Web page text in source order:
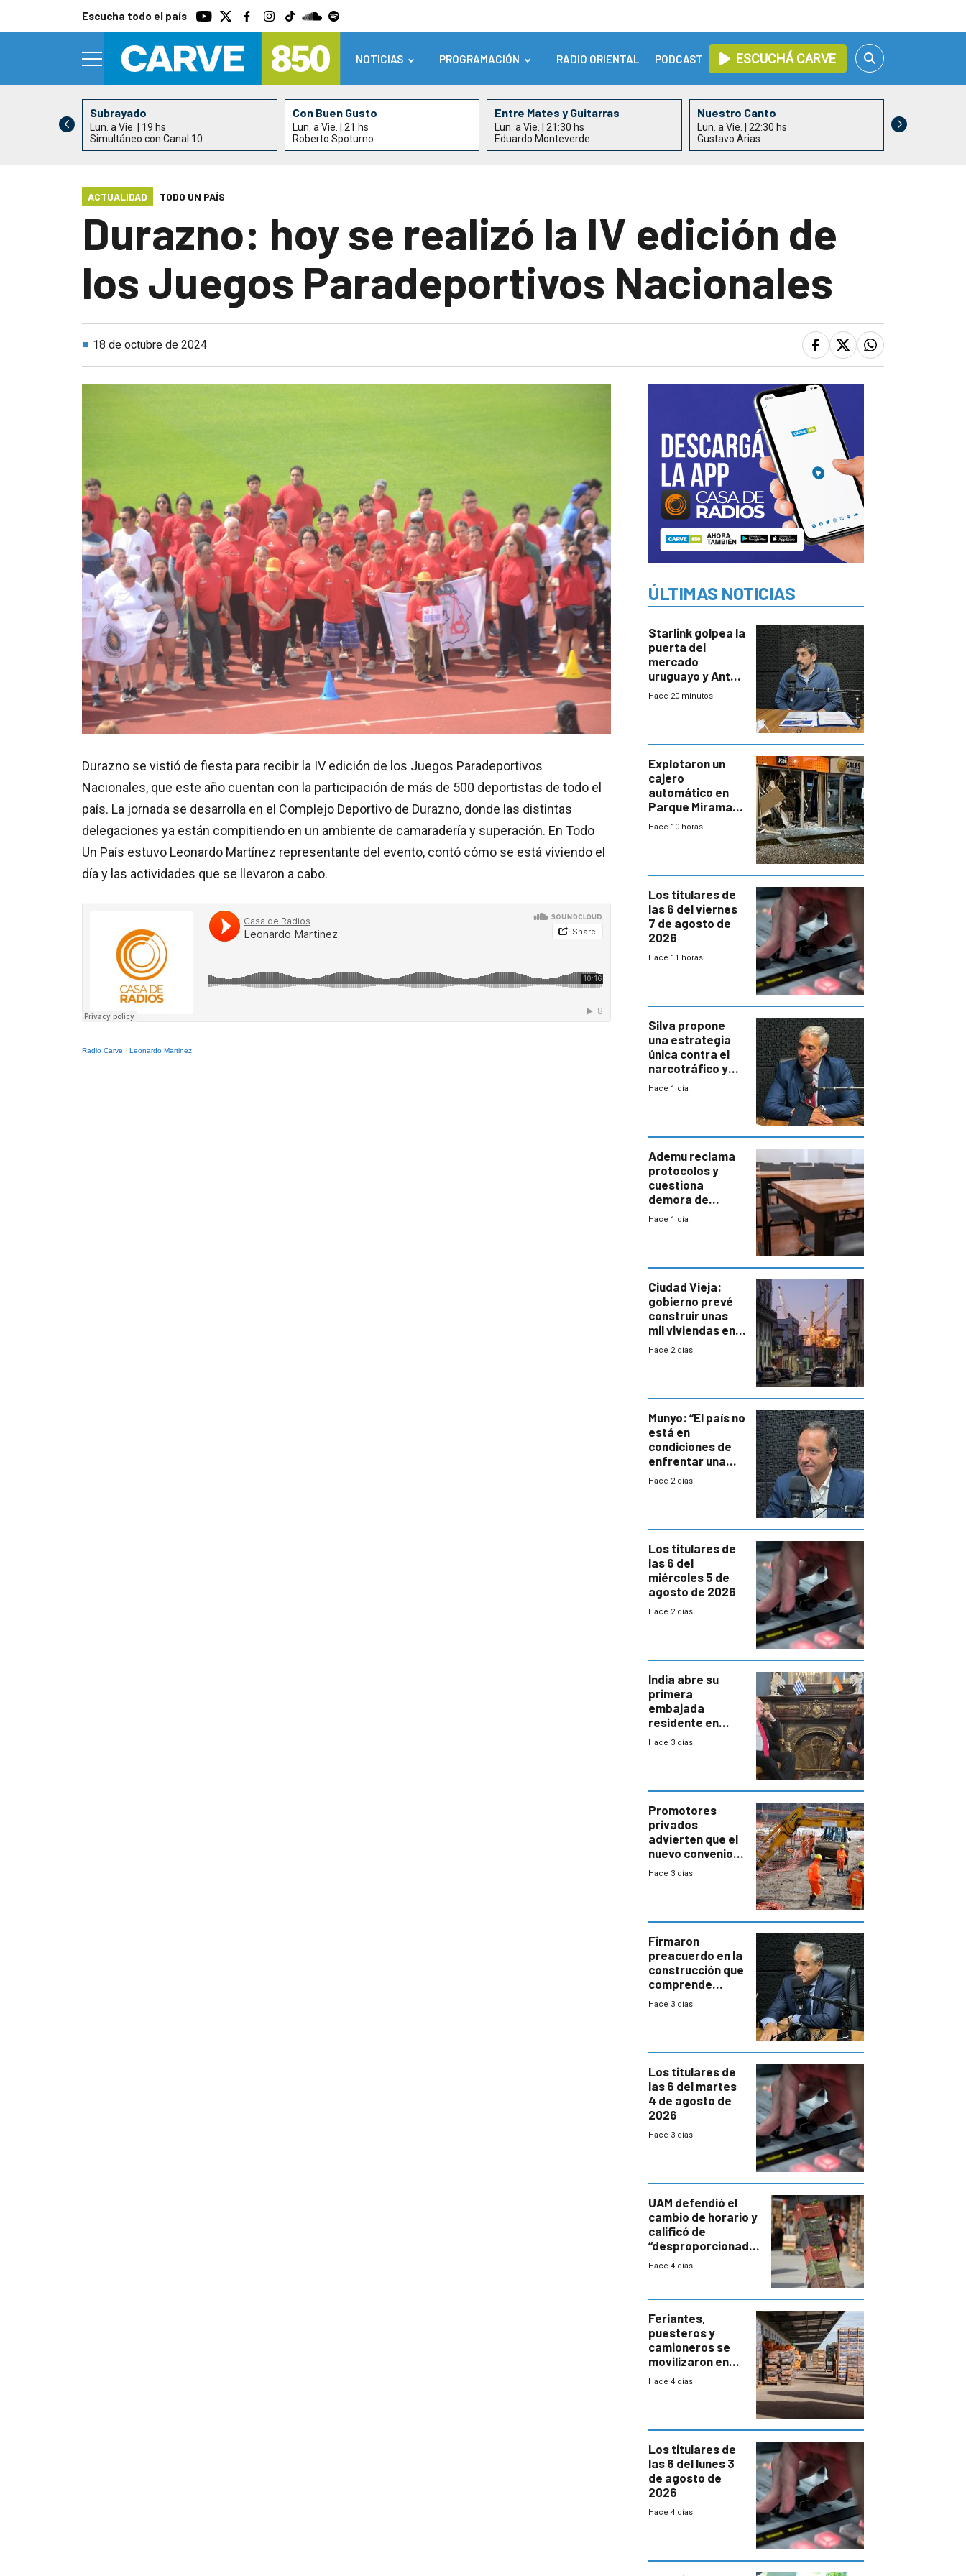
Escucha todo el país
NOTICIAS PROGRAMACIÓN RADIO ORIENTAL PODCAST ESCUCHÁ CARVE
Subrayado
Lun. a Vie. | 19 hs
Simultáneo con Canal 10
Con Buen Gusto
Lun. a Vie. | 21 hs
Roberto Spoturno
Entre Mates y Guitarras
Lun. a Vie. | 21:30 hs
Eduardo Monteverde
Nuestro Canto
Lun. a Vie. | 22:30 hs
Gustavo Arias
ACTUALIDAD TODO UN PAÍS
Durazno: hoy se realizó la IV edición de
los Juegos Paradeportivos Nacionales
18 de octubre de 2024
Durazno se vistió de fiesta para recibir la IV edición de los Juegos Paradeportivos
Nacionales, que este año cuentan con la participación de más de 500 deportistas de todo el
país. La jornada se desarrolla en el Complejo Deportivo de Durazno, donde las distintas
delegaciones ya están compitiendo en un ambiente de camaradería y superación. En Todo
Un País estuvo Leonardo Martínez representante del evento, contó cómo se está viviendo el
día y las actividades que se llevaron a cabo.
Radio Carve · Leonardo Martinez
ÚLTIMAS NOTICIAS
Starlink golpea la
puerta del
mercado
uruguayo y Antel
responde:
con mayor
miedo”
Hace 20 minutos
Explotaron un
cajero
automático en
Parque Miramar;
hay 3 detenidos
Hace 10 horas
Los titulares de
las 6 del viernes
7 de agosto de
2026
Hace 11 horas
Silva propone
una estrategia
única contra el
narcotráfico y
mayor
Hace 1 día
Ademu reclama
protocolos y
cuestiona
demora de
Primaria ante
Hace 1 día
Ciudad Vieja:
gobierno prevé
construir unas
mil viviendas en
un plan de
Hace 2 días
Munyo: “El país no
está en
condiciones de
enfrentar una
reducción de la
Hace 2 días
Los titulares de
las 6 del
miércoles 5 de
agosto de 2026
Hace 2 días
India abre su
primera
embajada
residente en
Uruguay y crecen
enorme
potencial
Hace 3 días
Promotores
privados
advierten que el
nuevo convenio
de la
a revisar
proyectos
Hace 3 días
Firmaron
preacuerdo en la
construcción que
comprende
reducción
Hace 3 días
Los titulares de
las 6 del martes
4 de agosto de
2026
Hace 3 días
UAM defendió el
cambio de horario y
calificó de
“desproporcionado”
el bloqueo de
Hace 4 días
Feriantes,
puesteros y
camioneros se
movilizaron en
rechazo a
Hace 4 días
Los titulares de
las 6 del lunes 3
de agosto de
2026
Hace 4 días